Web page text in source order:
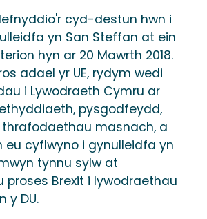
cyd-destun hwn i
yn San Steffan at ein
hyn ar 20 Mawrth 2018.
adael yr UE, rydym wedi
i Lywodraeth Cymru ar
pysgodfeydd,
masnach, a
eu cyflwyno i gynulleidfa yn
tynnu sylw at
Brexit i lywodraethau
y DU.